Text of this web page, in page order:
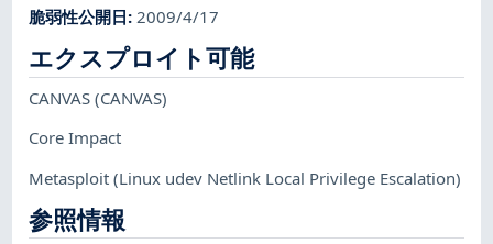
脆弱性公開日:2009/4/17
エクスプロイト可能
CANVAS(CANVAS)
Core Impact
Metasploit(Linux udev Netlink Local Privilege Escalation)
参照情報